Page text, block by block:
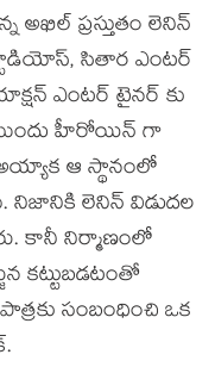
అఖిల్ ప్రస్తుతం లెనిన్
సితార ఎంటర్
ఎంటర్ టైనర్ కు
ముందు హీరోయిన్ గా
అయ్యాక ఆ స్థానంలో
నిజానికి లెనిన్ విడుదల
కానీ నిర్మాణంలో
కట్టుబడటంతో
సంబంధించి ఒక